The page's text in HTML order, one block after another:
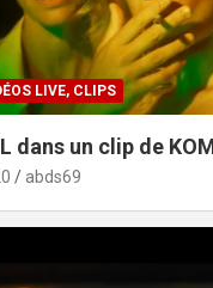
LIVE, CLIPS
dans un clip de
abds69